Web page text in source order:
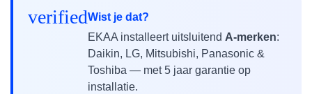
verifiedWist je dat?
EKAA installeert uitsluitend A-merken:
Daikin, LG, Mitsubishi, Panasonic &
Toshiba — met 5 jaar garantie op
installatie.